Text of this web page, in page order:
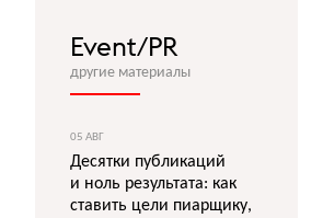
Event/PR
другие материалы
05 АВГ
Десятки публикаций
и ноль результата: как
ставить цели пиарщику,